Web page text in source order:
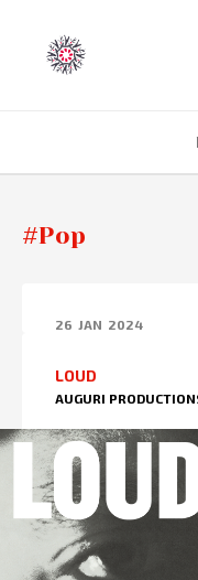
QUI
#Pop
26 JAN 2024
LOUD
AUGURI